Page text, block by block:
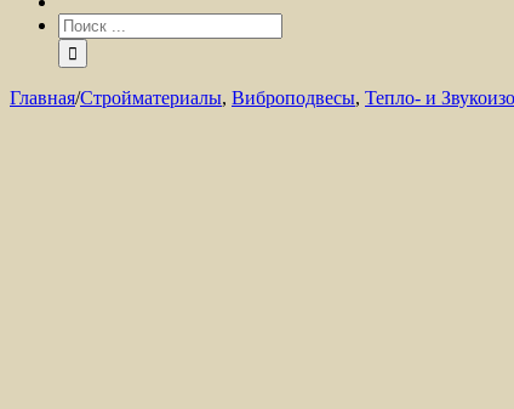
Главная/Стройматериалы, Виброподвесы, Тепло- и